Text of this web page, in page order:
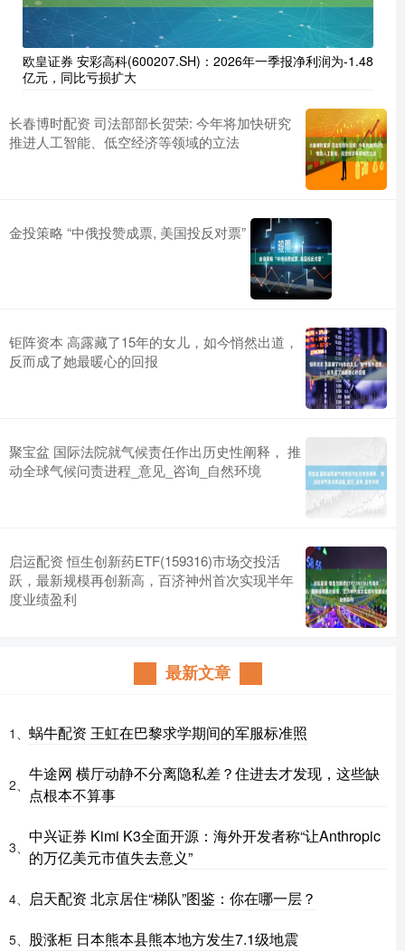
欧皇证券 安彩高科(600207.SH)：2026年一季报净利润为-1.48
亿元，同比亏损扩大
长春博时配资 司法部部长贺荣: 今年将加快研究
推进人工智能、低空经济等领域的立法
金投策略 “中俄投赞成票, 美国投反对票”
钜阵资本 高露藏了15年的女儿，如今悄然出道，
反而成了她最暖心的回报
聚宝盆 国际法院就气候责任作出历史性阐释， 推
动全球气候问责进程_意见_咨询_自然环境
启运配资 恒生创新药ETF(159316)市场交投活
跃，最新规模再创新高，百济神州首次实现半年
度业绩盈利
最新文章
1、 蜗牛配资 王虹在巴黎求学期间的军服标准照
2、
牛途网 横厅动静不分离隐私差？住进去才发现，这些缺
点根本不算事
3、
中兴证券 Kimi K3全面开源：海外开发者称“让Anthropic
的万亿美元市值失去意义”
4、 启天配资 北京居住“梯队”图鉴：你在哪一层？
5、 股涨柜 日本熊本县熊本地方发生7.1级地震